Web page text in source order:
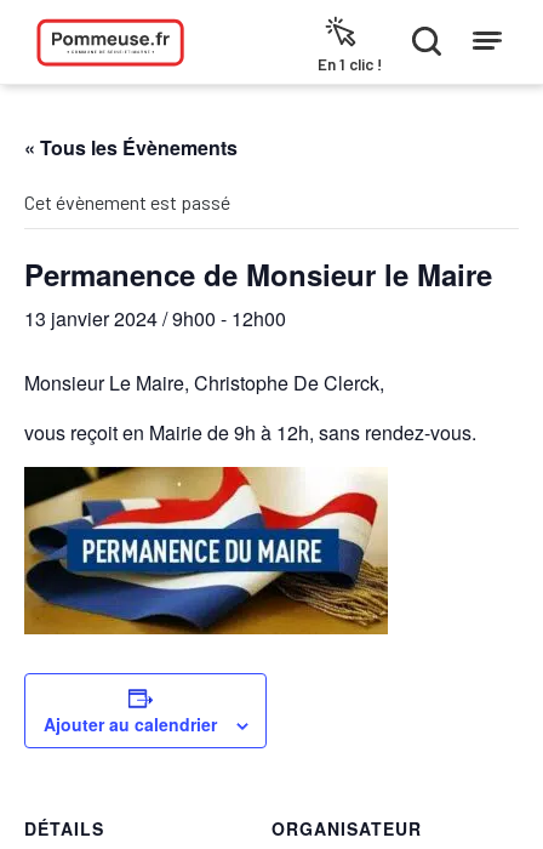
Aller au contenu
En 1 clic !
« Tous les Évènements
Cet évènement est passé
Permanence de Monsieur le Maire
13 janvier 2024 / 9h00 - 12h00
Monsieur Le Maire, Christophe De Clerck,
vous reçoit en Mairie de 9h à 12h, sans rendez-vous.
Ajouter au calendrier
DÉTAILS
ORGANISATEUR